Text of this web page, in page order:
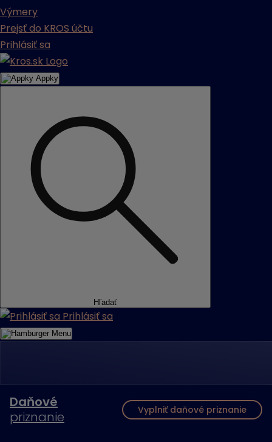
Výmery
Prejsť do KROS účtu
Prihlásiť sa
Appky
Hľadať
Prihlásiť sa
Menu
Daňové
priznanie
Vyplniť daňové priznanie